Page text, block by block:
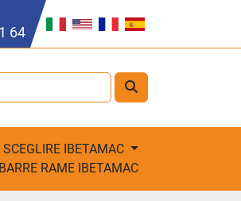
64
SCEGLIRE IBETAMAC
RAME IBETAMAC